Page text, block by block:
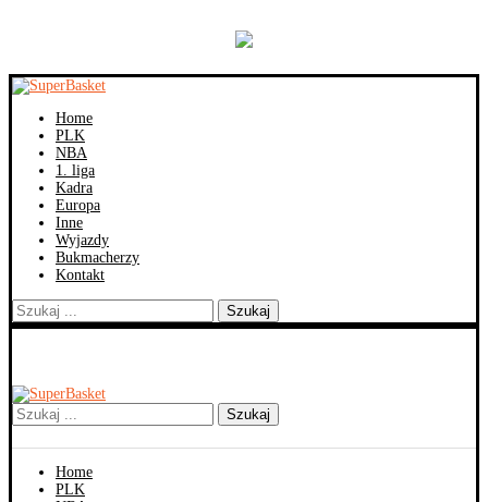
Home
PLK
NBA
1. liga
Kadra
Europa
Inne
Wyjazdy
Bukmacherzy
Kontakt
Szukaj
Szukaj
Home
PLK